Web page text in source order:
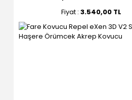
Fiyat :3.540,00 TL